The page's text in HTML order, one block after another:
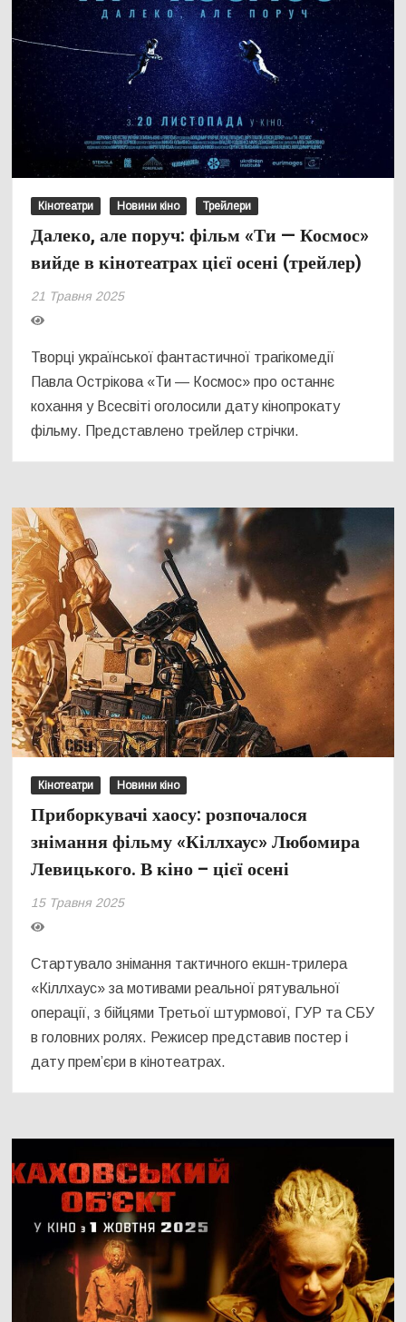
Кінотеатри Новини кіно Трейлери
Далеко, але поруч: фільм «Ти — Космос»
вийде в кінотеатрах цієї осені (трейлер)
21 Травня 2025
Творці української фантастичної трагікомедії
Павла Острікова «Ти — Космос» про останнє
кохання у Всесвіті оголосили дату кінопрокату
фільму. Представлено трейлер стрічки.
Кінотеатри Новини кіно
Приборкувачі хаосу: розпочалося
знімання фільму «Кіллхаус» Любомира
Левицького. В кіно – цієї осені
15 Травня 2025
Стартувало знімання тактичного екшн-трилера
«Кіллхаус» за мотивами реальної рятувальної
операції, з бійцями Третьої штурмової, ГУР та СБУ
в головних ролях. Режисер представив постер і
дату прем’єри в кінотеатрах.